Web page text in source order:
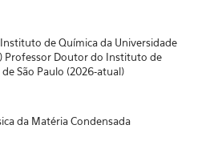
de Química da Universidade
Professor Doutor do Instituto de
São Paulo (2026-atual)
da Matéria Condensada